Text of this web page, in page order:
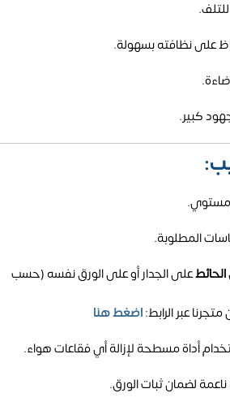
على نظافته بسهولة.
كبير.
المطلوبة.
على الجدار أو على الورق نفسه (حسب
عبر الرابط:اضغط هنا
أداة مسطحة لإزالة أي فقاعات هواء.
لضمان ثبات الورق.